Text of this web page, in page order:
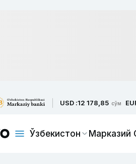
USD :12 178,85 сўм
Ўзбекистон Марказий